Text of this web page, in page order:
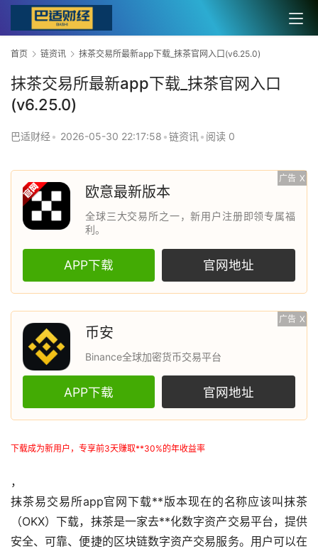
首页 链资讯 抹茶交易所最新app下载_抹茶官网入口(v6.25.0)
抹茶交易所最新app下载_抹茶官网入口
(v6.25.0)
巴适财经• 2026-05-30 22:17:58 •链资讯 • 阅读 0
广告 X
欧意最新版本
全球三大交易所之一，新用户注册即领专属福
利。
APP下载 官网地址
广告 X
币安
Binance全球加密货币交易平台
APP下载 官网地址
下载成为新用户，专享前3天赚取**30%的年收益率
，
抹茶易交易所app官网下载**版本现在的名称应该叫抹茶
（OKX）下载，抹茶是一家去**化数字资产交易平台，提供
安全、可靠、便捷的区块链数字资产交易服务。用户可以在